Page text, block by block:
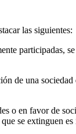
las siguientes:
participadas,
de una
o en favor de
se extinguen